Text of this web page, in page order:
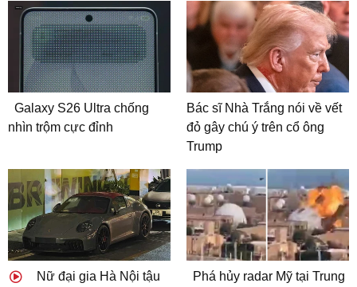
Galaxy S26 Ultra chống
nhìn trộm cực đỉnh
Bác sĩ Nhà Trắng nói về vết
đỏ gây chú ý trên cổ ông
Trump
Nữ đại gia Hà Nội tậu
Phá hủy radar Mỹ tại Trung